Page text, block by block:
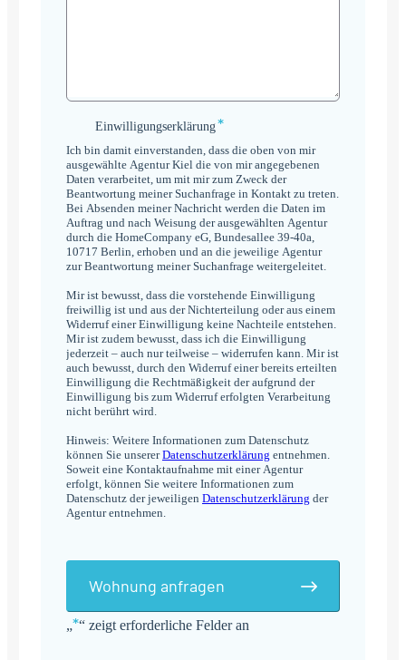
„*“ zeigt erforderliche Felder an
Einwilligungserklärung
Einwilligungserklärung*
Ich bin damit einverstanden, dass die oben von mir
ausgewählte Agentur Kiel die von mir angegebenen
Daten verarbeitet, um mit mir zum Zweck der
Beantwortung meiner Suchanfrage in Kontakt zu treten.
Bei Absenden meiner Nachricht werden die Daten im
Auftrag und nach Weisung der ausgewählten Agentur
durch die HomeCompany eG, Bundesallee 39-40a,
10717 Berlin, erhoben und an die jeweilige Agentur
zur Beantwortung meiner Suchanfrage weitergeleitet.
Mir ist bewusst, dass die vorstehende Einwilligung
freiwillig ist und aus der Nichterteilung oder aus einem
Widerruf einer Einwilligung keine Nachteile entstehen.
Mir ist zudem bewusst, dass ich die Einwilligung
jederzeit – auch nur teilweise – widerrufen kann. Mir ist
auch bewusst, durch den Widerruf einer bereits erteilten
Einwilligung die Rechtmäßigkeit der aufgrund der
Einwilligung bis zum Widerruf erfolgten Verarbeitung
nicht berührt wird.
Hinweis: Weitere Informationen zum Datenschutz
können Sie unsererDatenschutzerklärung entnehmen.
Soweit eine Kontaktaufnahme mit einer Agentur
erfolgt, können Sie weitere Informationen zum
Datenschutz der jeweiligen Datenschutzerklärung der
Agentur entnehmen.
Wohnung anfragen